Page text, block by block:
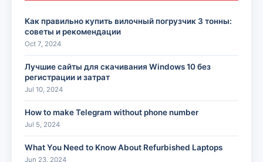
Как правильно купить вилочный погрузчик 3 тонны:
советы и рекомендации
Oct 7, 2024
Лучшие сайты для скачивания Windows 10 без
регистрации и затрат
Jul 10, 2024
How to make Telegram without phone number
Jul 5, 2024
What You Need to Know About Refurbished Laptops
Jun 23, 2024